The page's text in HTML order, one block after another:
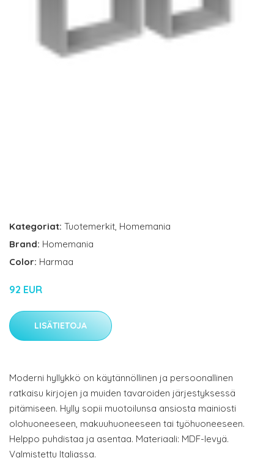
Kategoriat: Tuotemerkit, Homemania
Brand: Homemania
Color: Harmaa
92 EUR
LISÄTIETOJA
Moderni hyllykkö on käytännöllinen ja persoonallinen
ratkaisu kirjojen ja muiden tavaroiden järjestyksessä
pitämiseen. Hylly sopii muotoilunsa ansiosta mainiosti
olohuoneeseen, makuuhuoneeseen tai työhuoneeseen.
Helppo puhdistaa ja asentaa. Materiaali: MDF-levyä.
Valmistettu Italiassa.